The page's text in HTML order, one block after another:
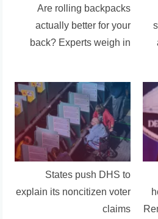
Are rolling backpacks
actually better for your
back? Experts weigh in
States push DHS to
explain its noncitizen voter
claims